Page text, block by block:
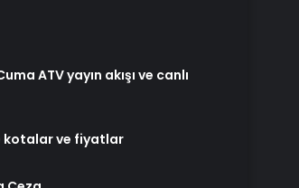
ATV yayın akışı ve canlı
kotalar ve fiyatlar